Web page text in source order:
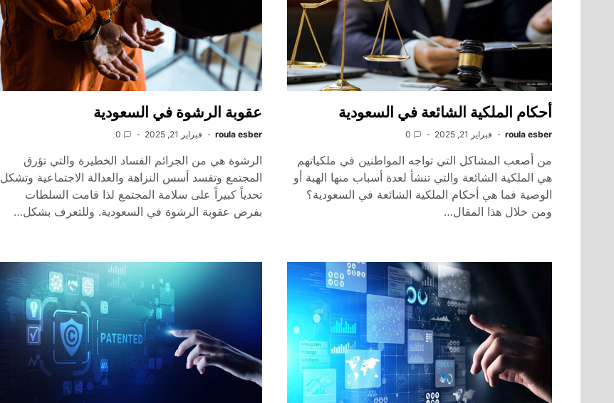
أحكام الملكية الشائعة في السعودية
roula esber فبراير 21, 2025 0
من أصعب المشاكل التي تواجه المواطنين في ملكياتهم
هي الملكية الشائعة والتي تنشأ لعدة أسباب منها الهبة أو
الوصية فما هي أحكام الملكية الشائعة في السعودية؟
ومن خلال هذا المقال…
عقوبة الرشوة في السعودية
roula esber فبراير 21, 2025 0
الرشوة هي من الجرائم الفساد الخطيرة والتي تؤرق
المجتمع وتفسد أسس النزاهة والعدالة الاجتماعية وتشكل
تحدياً كبيراً على سلامة المجتمع لذا قامت السلطات
بفرض عقوبة الرشوة في السعودية. وللتعرف بشكل…